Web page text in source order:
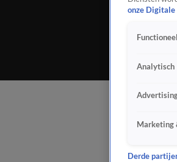
onze Digitale
Analytisch
Marketing
Derde